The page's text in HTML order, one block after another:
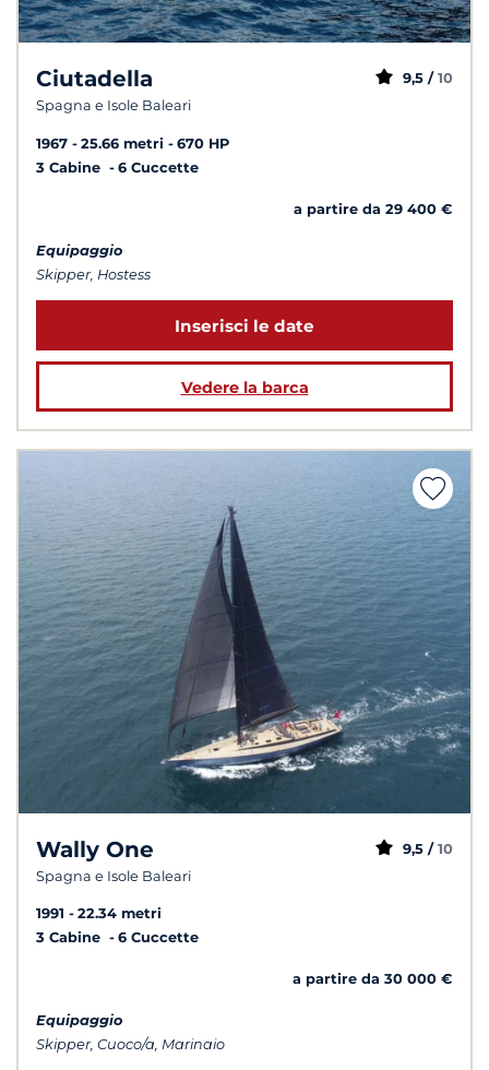
Ciutadella
Spagna e Isole Baleari
9,5 / 10
1967 25.66 metri
670 HP
3 Cabine
6 Cuccette
a partire da 29 400 €
Equipaggio
Skipper, Hostess
Inserisci le date
Vedere la barca
Wally One
Spagna e Isole Baleari
9,5 / 10
1991
22.34 metri
3 Cabine
6 Cuccette
a partire da 30 000 €
Equipaggio
Skipper, Cuoco/a, Marinaio